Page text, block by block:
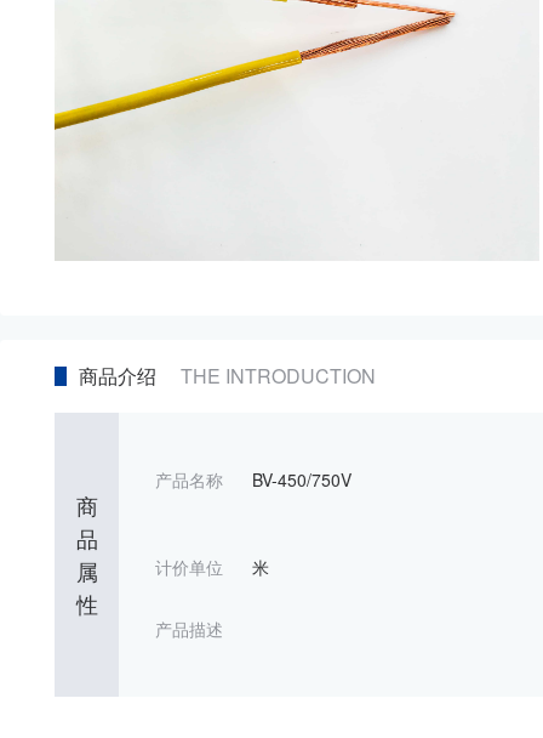
商品介绍 THE INTRODUCTION
商
品
属
性
产品名称 BV-450/750V
计价单位 米
产品描述